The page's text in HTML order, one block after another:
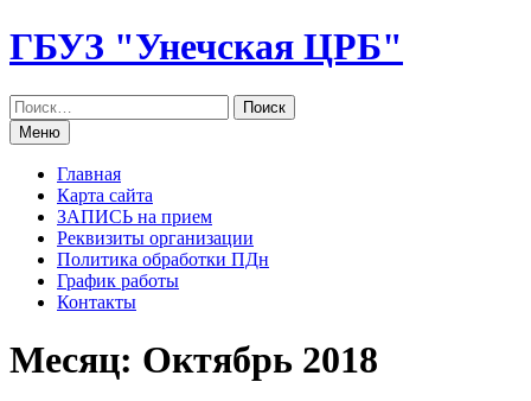
Перейти
к
ГБУЗ "Унечская ЦРБ"
Меню
Главная
Карта сайта
ЗАПИСЬ на прием
Реквизиты организации
Политика обработки ПДн
График работы
Контакты
Месяц: Октябрь 2018